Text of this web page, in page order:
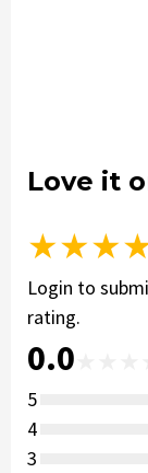
Love it
★★★
Login to
rating.
0.0
5
4
3